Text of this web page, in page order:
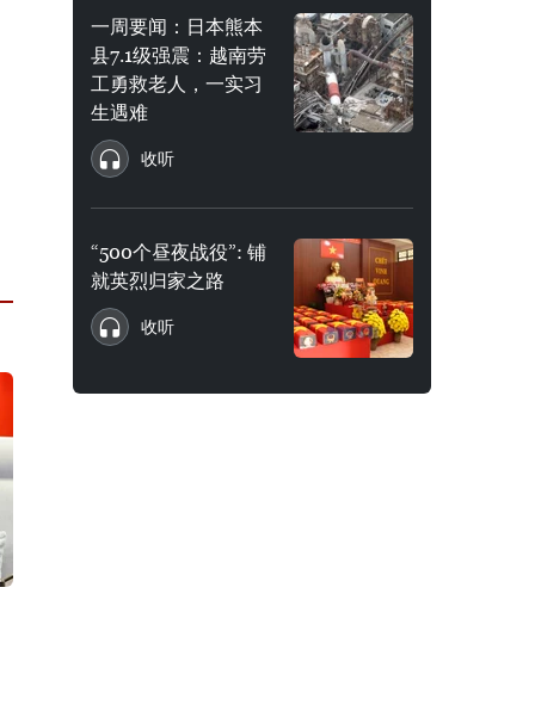
一周要闻：日本熊本
县7.1级强震：越南劳
工勇救老人，一实习
生遇难
收听
“500个昼夜战役”: 铺
就英烈归家之路
收听